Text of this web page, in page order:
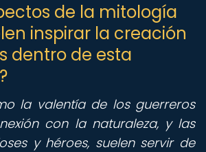
de la mitología
inspirar la creación
dentro de esta
la valentía de los guerreros
con la naturaleza, y las
y héroes, suelen servir de